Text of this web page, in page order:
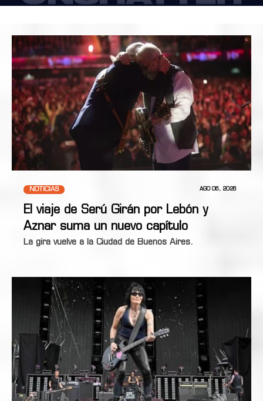
NOTICIAS AGO 06, 2026
El viaje de Serú Girán por Lebón y
Aznar suma un nuevo capítulo
La gira vuelve a la Ciudad de Buenos Aires.